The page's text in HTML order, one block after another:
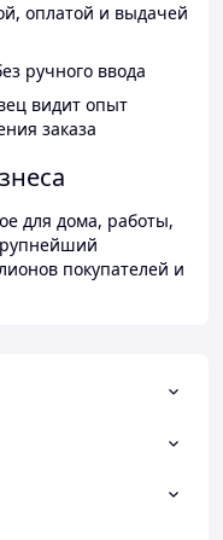
оплатой и выдачей
ручного ввода
видит опыт
заказа
для дома, работы,
покупателей и